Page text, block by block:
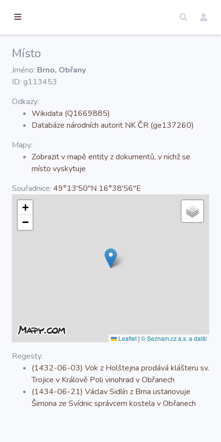
Úvod
Regesty
Hledat
Mapy
O projektu
Místo
Jméno: Brno, Obřany
ID: g113453
Odkazy:
Wikidata (Q1669885)
Databáze národních autorit NK ČR (ge137260)
Mapy:
Zobrazit v mapě entity z dokumentů, v nichž se
místo vyskytuje
Souřadnice: 49°13'50''N 16°38'56''E
+
−
Leaflet | © Seznam.cz a.s. a další
Regesty:
(1432-06-03) Vok z Holštejna prodává klášteru sv.
Trojice v Králově Poli vinohrad v Obřanech
(1434-06-21) Václav Sidlín z Brna ustanovuje
Šimona ze Svídnic správcem kostela v Obřanech